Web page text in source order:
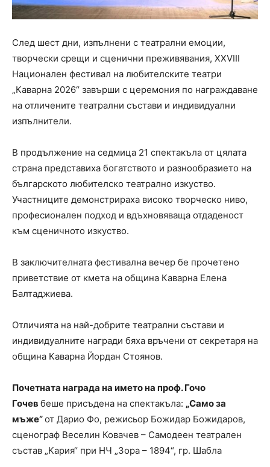
След шест дни, изпълнени с театрални емоции,
творчески срещи и сценични преживявания, XXVIII
Национален фестивал на любителските театри
„Каварна 2026“ завърши с церемония по награждаване
на отличените театрални състави и индивидуални
изпълнители.
В продължение на седмица 21 спектакъла от цялата
страна представиха богатството и разнообразието на
българското любителско театрално изкуство.
Участниците демонстрираха високо творческо ниво,
професионален подход и вдъхновяваща отдаденост
към сценичното изкуство.
В заключителната фестивална вечер бе прочетено
приветствие от кмета на община Каварна Елена
Балтаджиева.
Отличията на най-добрите театрални състави и
индивидуалните награди бяха връчени от секретаря на
община Каварна Йордан Стоянов.
Почетната награда на името на проф. Гочо
Гочев беше присъдена на спектакъла: „Само за
мъже”от Дарио Фо, режисьор Божидар Божидаров,
сценограф Веселин Ковачев – Самодеен театрален
състав „Кария“ при НЧ „Зора – 1894“, гр. Шабла